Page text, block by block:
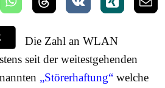
Die Zahl an WLAN
seit der weitestgehenden
„Störerhaftung“ welche